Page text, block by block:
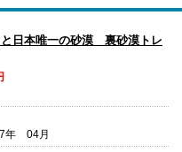
と日本唯一の砂漠 裏砂漠トレ
年 04月